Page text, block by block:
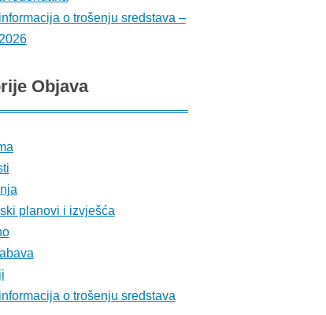
o trošenju sredstava –
Objava
planovi i izvješća
o trošenju sredstava